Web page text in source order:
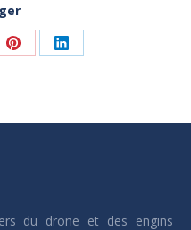
PartagerPartager
du drone et des engins